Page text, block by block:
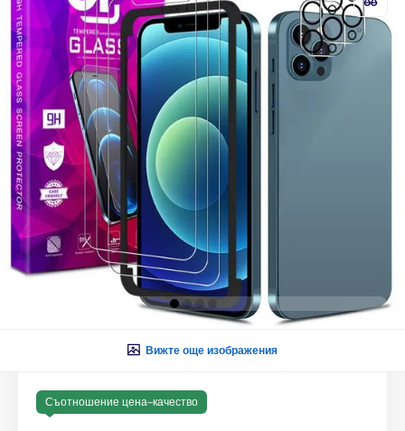
Вижте още изображения
Съотношение цена–качество